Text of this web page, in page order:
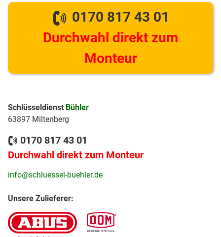
0170 817 43 01
Durchwahl direkt zum
Monteur
Schlüsseldienst Bühler
63897 Miltenberg
0170 817 43 01
Durchwahl direkt zum Monteur
info@schluessel-buehler.de
Unsere Zulieferer: